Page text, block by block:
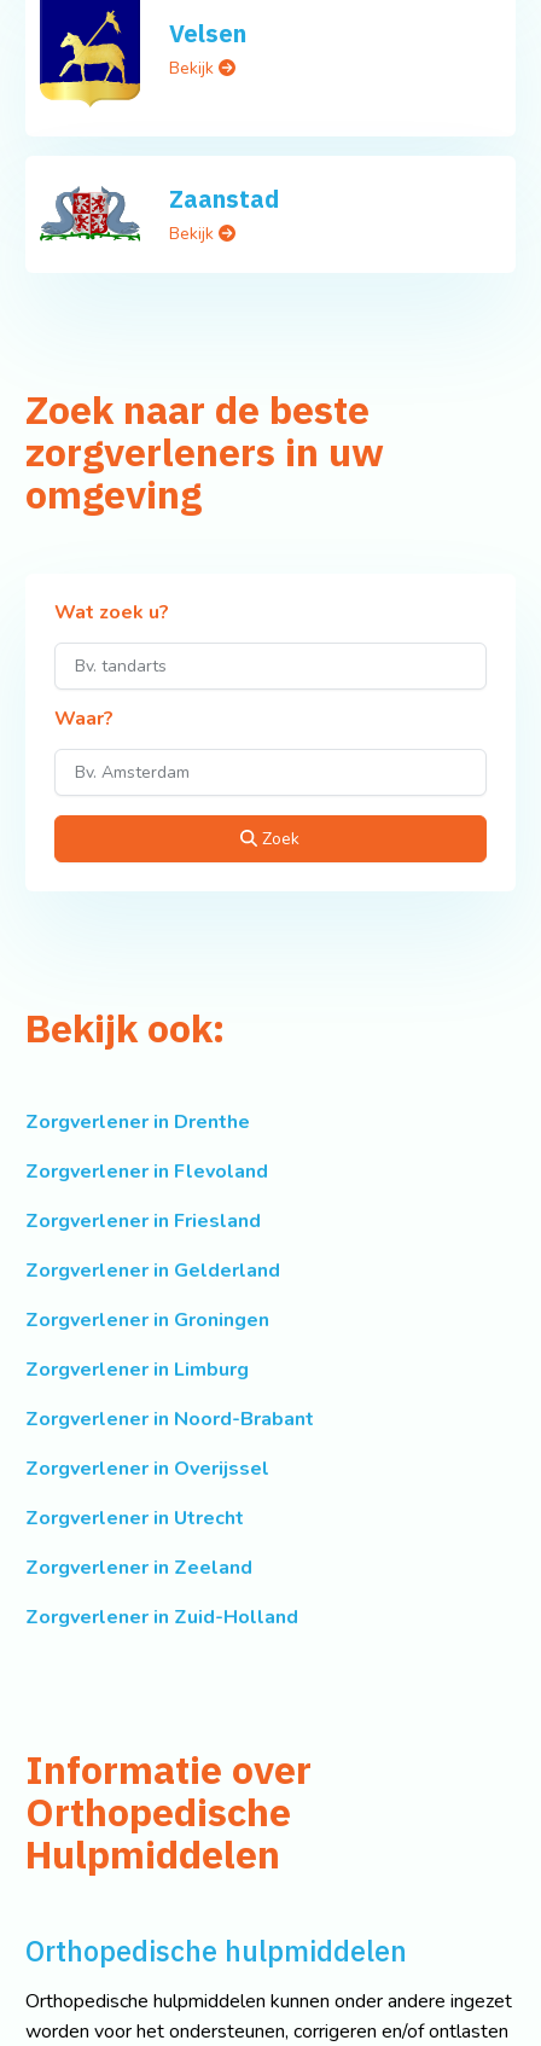
Velsen
Bekijk
Zaanstad
Bekijk
Zoek naar de beste
zorgverleners in uw
omgeving
Wat zoek u?
Waar?
Zoek
Bekijk ook:
Zorgverlener in Drenthe
Zorgverlener in Flevoland
Zorgverlener in Friesland
Zorgverlener in Gelderland
Zorgverlener in Groningen
Zorgverlener in Limburg
Zorgverlener in Noord-Brabant
Zorgverlener in Overijssel
Zorgverlener in Utrecht
Zorgverlener in Zeeland
Zorgverlener in Zuid-Holland
Informatie over
Orthopedische
Hulpmiddelen
Orthopedische hulpmiddelen
Orthopedische hulpmiddelen kunnen onder andere ingezet
worden voor het ondersteunen, corrigeren en/of ontlasten